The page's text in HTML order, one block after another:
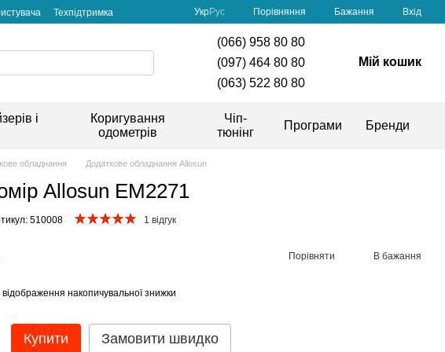
Техпідтримка УкрРус Порівняння Бажання Вхід
(066) 958 80 80
(097) 464 80 80
(063) 522 80 80
Мій кошик
і
Коригування
одометрів
Чіп-
тюнінг
Програми Бренди
обладнання Додаткове обладнання Allosun
Allosun EM2271
510008 1 відгук
Порівняти В бажання
відображення накопичувальної знижки
Купити Замовити швидко